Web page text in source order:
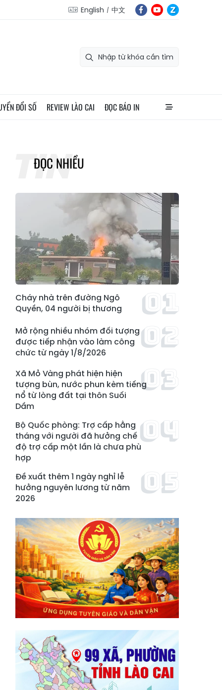
English 中文
ĐỔI SỐ REVIEW LÀO CAI ĐỌC BÁO IN
ĐỌC NHIỀU
Cháy nhà trên đường Ngô
Quyền, 04 người bị thương
Mở rộng nhiều nhóm đối tượng
được tiếp nhận vào làm công
chức từ ngày 1/8/2026
Xã Mỏ Vàng phát hiện hiện
tượng bùn, nước phun kèm tiếng
nổ từ lòng đất tại thôn Suối
Dầm
Bộ Quốc phòng: Trợ cấp hằng
tháng với người đã hưởng chế
độ trợ cấp một lần là chưa phù
hợp
Đề xuất thêm 1 ngày nghỉ lễ
hưởng nguyên lương từ năm
2026